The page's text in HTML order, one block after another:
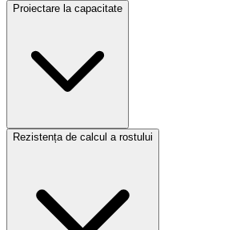
Proiectare la capacitate
Rezistența de calcul a rostului